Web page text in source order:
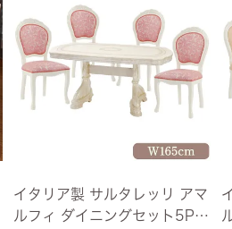
イタリア製 サルタレッリ アマ
ルフィ ダイニングセット5P 4